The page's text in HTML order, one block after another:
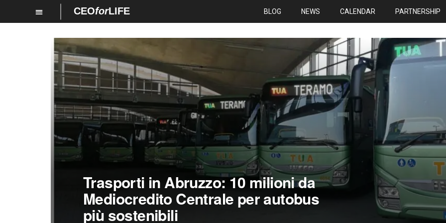
CEOforLIFE BLOG NEWS CALENDAR PARTNERSHIP
Trasporti in Abruzzo: 10 milioni da
Mediocredito Centrale per autobus
più sostenibili